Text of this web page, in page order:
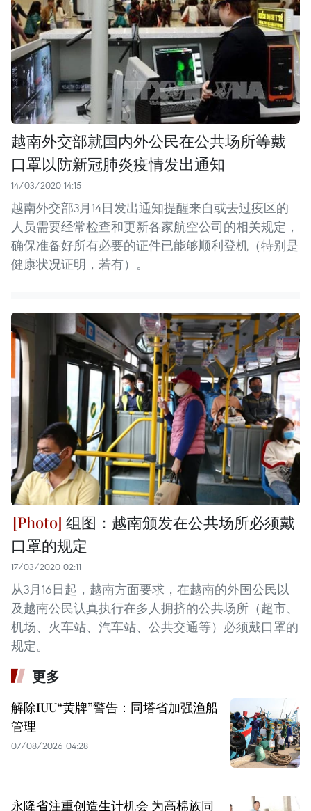
越南外交部就国内外公民在公共场所等戴
口罩以防新冠肺炎疫情发出通知
14/03/2020 14:15
越南外交部3月14日发出通知提醒来自或去过疫区的
人员需要经常检查和更新各家航空公司的相关规定，
确保准备好所有必要的证件已能够顺利登机（特别是
健康状况证明，若有）。
组图：越南颁发在公共场所必须戴
口罩的规定
17/03/2020 02:11
从3月16日起，越南方面要求，在越南的外国公民以
及越南公民认真执行在多人拥挤的公共场所（超市、
机场、火车站、汽车站、公共交通等）必须戴口罩的
规定。
更多
解除IUU“黄牌”警告：同塔省加强渔船
管理
07/08/2026 04:28
永隆省注重创造生计机会 为高棉族同